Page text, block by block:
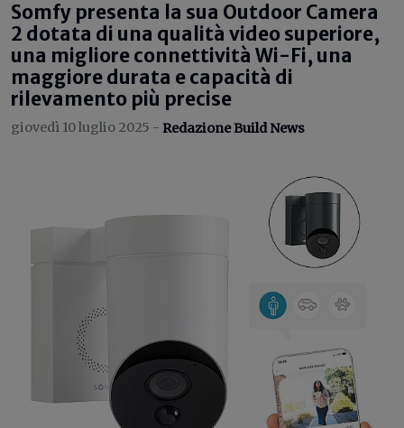
Somfy presenta la sua Outdoor Camera
2 dotata di una qualità video superiore,
una migliore connettività Wi-Fi, una
maggiore durata e capacità di
rilevamento più precise
giovedì 10 luglio 2025 - Redazione Build News